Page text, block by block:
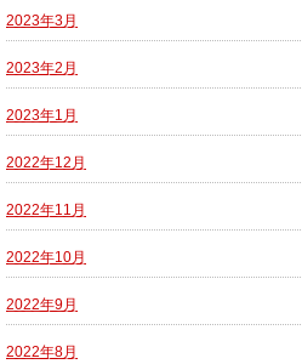
2023年3月
2023年2月
2023年1月
2022年12月
2022年11月
2022年10月
2022年9月
2022年8月